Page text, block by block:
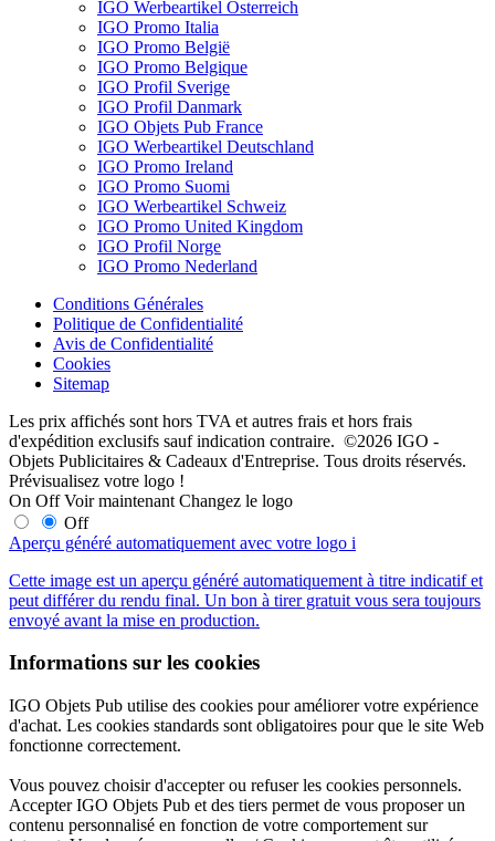
IGO Werbeartikel Österreich
IGO Promo Italia
IGO Promo België
IGO Promo Belgique
IGO Profil Sverige
IGO Profil Danmark
IGO Objets Pub France
IGO Werbeartikel Deutschland
IGO Promo Ireland
IGO Promo Suomi
IGO Werbeartikel Schweiz
IGO Promo United Kingdom
IGO Profil Norge
IGO Promo Nederland
Conditions Générales
Politique de Confidentialité
Avis de Confidentialité
Cookies
Sitemap
Les prix affichés sont hors TVA et autres frais et hors frais
d'expédition exclusifs sauf indication contraire. ©2026 IGO -
Objets Publicitaires & Cadeaux d'Entreprise. Tous droits réservés.
Prévisualisez votre logo !
On Off Voir maintenant Changez le logo
Off
Aperçu généré automatiquement avec votre logo i
Cette image est un aperçu généré automatiquement à titre indicatif et
peut différer du rendu final. Un bon à tirer gratuit vous sera toujours
envoyé avant la mise en production.
Informations sur les cookies
IGO Objets Pub utilise des cookies pour améliorer votre expérience
d'achat. Les cookies standards sont obligatoires pour que le site Web
fonctionne correctement.
Vous pouvez choisir d'accepter ou refuser les cookies personnels.
Accepter IGO Objets Pub et des tiers permet de vous proposer un
contenu personnalisé en fonction de votre comportement sur